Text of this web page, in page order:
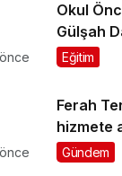
Okul
Gülşah
eden
Eğitim
önce
Ferah
hizmete
Gündem